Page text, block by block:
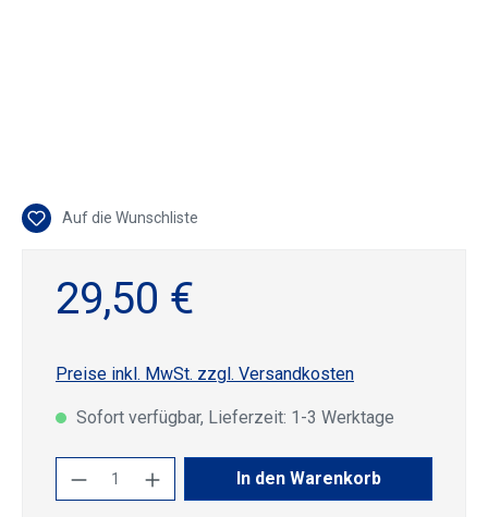
Auf die Wunschliste
29,50 €
Preise inkl. MwSt. zzgl. Versandkosten
Sofort verfügbar, Lieferzeit: 1-3 Werktage
Produkt Anzahl: Gib den gewünschten
In den Warenkorb